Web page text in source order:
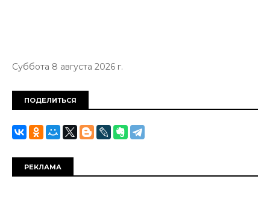
Суббота 8 августа 2026 г.
ПОДЕЛИТЬСЯ
РЕКЛАМА